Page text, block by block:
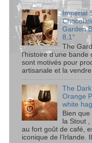
Imperial
Garden
8,1°
The
l’histoire d’une
sont motivés pour
artisanale et la vendre
The
Orange
white
Bien que
la Stout
au fort goût de café,
iconique de l’Irlande.